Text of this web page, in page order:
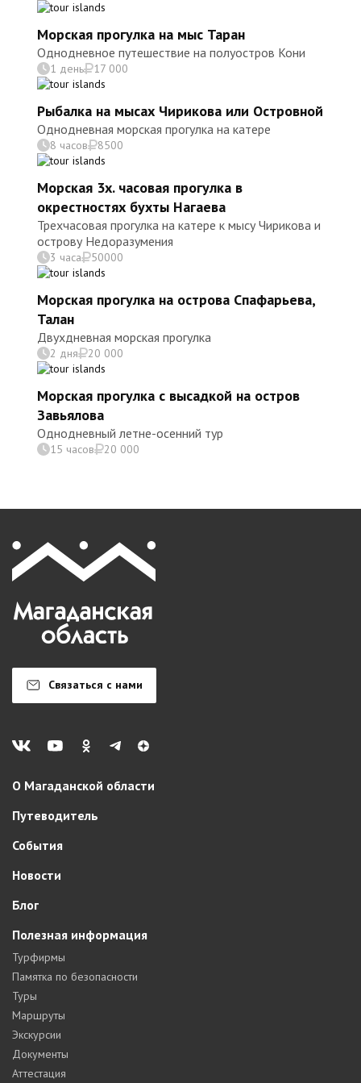
Морская прогулка на мыс Таран
Однодневное путешествие на полуостров Кони
1 день 17 000
Рыбалка на мысах Чирикова или Островной
Однодневная морская прогулка на катере
8 часов 8500
Морская 3х. часовая прогулка в
окрестностях бухты Нагаева
Трехчасовая прогулка на катере к мысу Чирикова и
острову Недоразумения
3 часа 50000
Морская прогулка на острова Спафарьева,
Талан
Двухдневная морская прогулка
2 дня 20 000
Морская прогулка с высадкой на остров
Завьялова
Однодневный летне-осенний тур
15 часов 20 000
Связаться с нами
О Магаданской области
Путеводитель
События
Новости
Блог
Полезная информация
Турфирмы
Памятка по безопасности
Туры
Маршруты
Экскурсии
Документы
Аттестация